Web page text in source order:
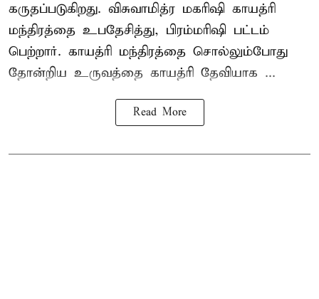
கருதப்படுகிறது. விசுவாமித்ர மகரிஷி காயத்ரி
மந்திரத்தை உபதேசித்து, பிரம்மரிஷி பட்டம்
பெற்றார். காயத்ரி மந்திரத்தை சொல்லும்போது
தோன்றிய உருவத்தை காயத்ரி தேவியாக ...
Read More